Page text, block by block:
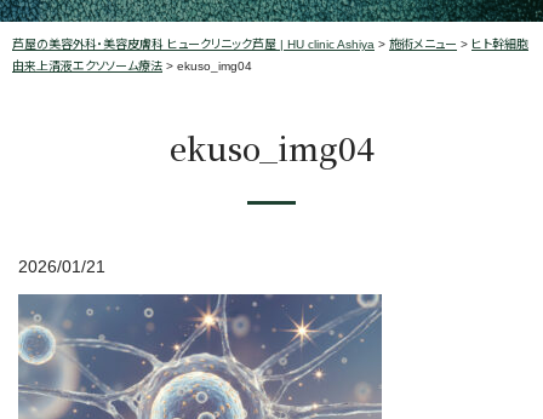
芦屋の美容外科・美容皮膚科 ヒュークリニック芦屋 | HU clinic Ashiya > 施術メニュー > ヒト幹細胞
由来上清液エクソソーム療法 > ekuso_img04
ekuso_img04
2026/01/21